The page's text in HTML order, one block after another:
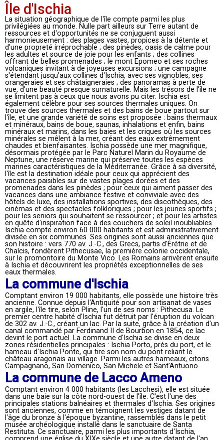
Île d'Ischia
La situation géographique de l'île compte parmi les plus
privilégiées au monde. Nulle part ailleurs sur Terre autant de
ressources et d'opportunités ne se conjuguent aussi
harmonieusement : des plages vastes, propices à la détente et
d'une propreté irréprochable ; des pinèdes, oasis de calme pour
les adultes et source de joie pour les enfants ; des collines
offrant de belles promenades ; le mont Epomeo et ses roches
volcaniques invitant à de joyeuses excursions ; une campagne
s'étendant jusqu'aux collines d'Ischia, avec ses vignobles, ses
orangeraies et ses châtaigneraies ; des panoramas à perte de
vue, d'une beauté presque surnaturelle. Mais les trésors de l'île ne
se limitent pas à ceux que nous avons pu citer. Ischia est
également célèbre pour ses sources thermales uniques. On
trouve des sources thermales et des bains de boue partout sur
l'île, et une grande variété de soins est proposée : bains thermaux
et minéraux, bains de boue, saunas, inhalations et enfin, bains
minéraux et marins, dans les baies et les criques où les sources
minérales se mêlent à la mer, créant des eaux extrêmement
chaudes et bienfaisantes. Ischia possède une mer magnifique,
désormais protégée par le Parc Naturel Marin du Royaume de
Neptune, une réserve marine qui préserve toutes les espèces
marines caractéristiques de la Méditerranée. Grâce à sa diversité,
l'île est la destination idéale pour ceux qui apprécient des
vacances paisibles sur de vastes plages dorées et des
promenades dans les pinèdes ; pour ceux qui aiment passer des
vacances dans une ambiance festive et conviviale avec des
hôtels de luxe, des installations sportives, des discothèques, des
cinémas et des spectacles folkloriques ; pour les jeunes sportifs ;
pour les seniors qui souhaitent se ressourcer ; et pour les artistes
en quête d'inspiration face à des couchers de soleil inoubliables.
Ischia compte environ 60 000 habitants et est administrativement
divisée en six communes. Ses origines sont aussi anciennes que
son histoire : vers 770 av. J.-C., des Grecs, partis d'Érétrie et de
Chalcis, fondèrent Pithecusae, la première colonie occidentale,
sur le promontoire du Monte Vico. Les Romains arrivèrent ensuite
à Ischia et découvrirent les propriétés exceptionnelles de ses
eaux thermales.
La commune d'Ischia
Comptant environ 19 000 habitants, elle possède une histoire très
ancienne. Connue depuis l'Antiquité pour son artisanat de vases
en argile, l'île tire, selon Pline, l'un de ses noms : Pithecusa. Le
premier centre habité d'Ischia fut détruit par l'éruption du volcan
de 302 av. J.-C., créant un lac. Par la suite, grâce à la création d'un
canal commandé par Ferdinand II de Bourbon en 1854, ce lac
devint le port actuel. La commune d'Ischia se divise en deux
zones résidentielles principales : Ischia Porto, près du port, et le
hameau d'Ischia Ponte, qui tire son nom du pont reliant le
château aragonais au village. Parmi les autres hameaux, citons
Campagnano, San Domenico, San Michele et Sant'Antuono.
La commune de Lacco Ameno
Comptant environ 4 000 habitants (les Lacchesi), elle est située
dans une baie sur la côte nord-ouest de l'île. C'est l'une des
principales stations balnéaires et thermales d'Ischia. Ses origines
sont anciennes, comme en témoignent les vestiges datant de
l'âge du bronze à l'époque byzantine, rassemblés dans le petit
musée archéologique installé dans le sanctuaire de Santa
Restituta. Ce sanctuaire, parmi les plus importants d'Ischia,